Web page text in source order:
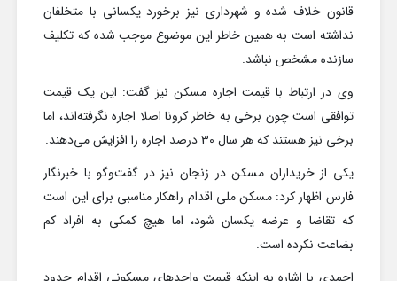
قانون خلاف شده و شهرداری نیز برخورد یکسانی با متخلفان
نداشته است به همین خاطر این موضوع موجب شده که تکلیف
سازنده مشخص نباشد.
وی در ارتباط با قیمت اجاره مسکن نیز گفت: این یک قیمت
توافقی است چون برخی به خاطر کرونا اصلا اجاره نگرفته‌اند، اما
برخی نیز هستند که هر سال 30 درصد اجاره را افزایش می‌دهند.
یکی از خریداران مسکن در زنجان نیز در گفت‌وگو با خبرنگار
فارس اظهار کرد: مسکن ملی اقدام راهکار مناسبی برای این است
که تقاضا و عرضه یکسان شود، اما هیچ کمکی به افراد کم
بضاعت نکرده است.